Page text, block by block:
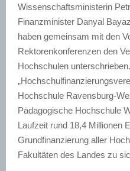
Wissenschaftsministerin
Finanzminister Danyal
haben gemeinsam mit den
Rektorenkonferenzen den
Hochschulen
Hochschule Ravensburg-
Pädagogische Hochschule
Laufzeit rund 18,4 Millionen
Grundfinanzierung aller
Fakultäten des Landes zu